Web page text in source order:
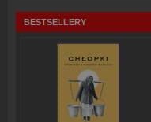
BESTSELLERY